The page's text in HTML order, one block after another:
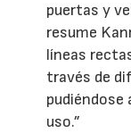
puertas y
resume
líneas
través de
uso.”